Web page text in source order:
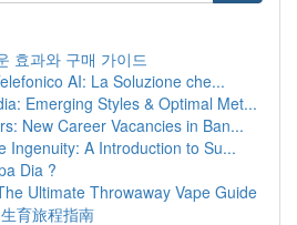
효과와 구매 가이드
AI: La Soluzione che...
Emerging Styles & Optimal Met...
New Career Vacancies in Ban...
Ingenuity: A Introduction to Su...
Dia ?
Ultimate Throwaway Vape Guide
育旅程指南